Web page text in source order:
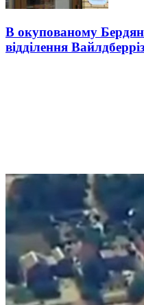
В окупованому
відділення